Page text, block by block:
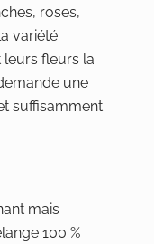
roses,
variété.
leurs fleurs la
une
suffisamment
mais
100 %